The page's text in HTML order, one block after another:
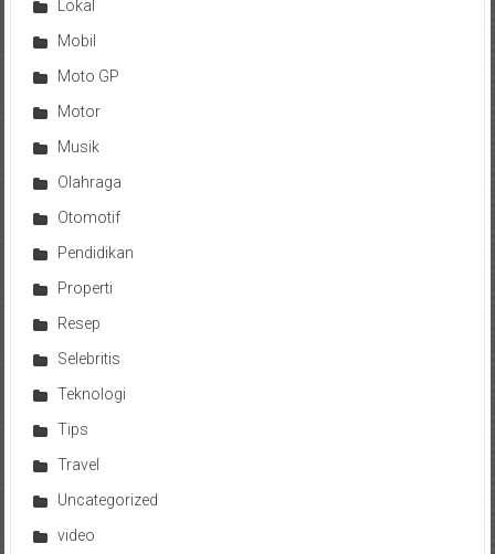
Lokal
Mobil
Moto GP
Motor
Musik
Olahraga
Otomotif
Pendidikan
Properti
Resep
Selebritis
Teknologi
Tips
Travel
Uncategorized
video